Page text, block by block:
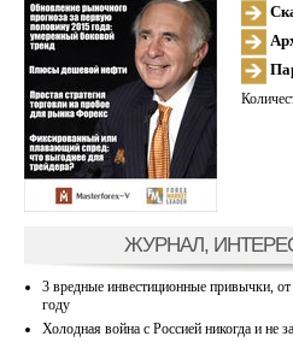
ЖУРНАЛ,
3 вредные инвестиционные привычки,
году
Холодная война с Россией никогда и не